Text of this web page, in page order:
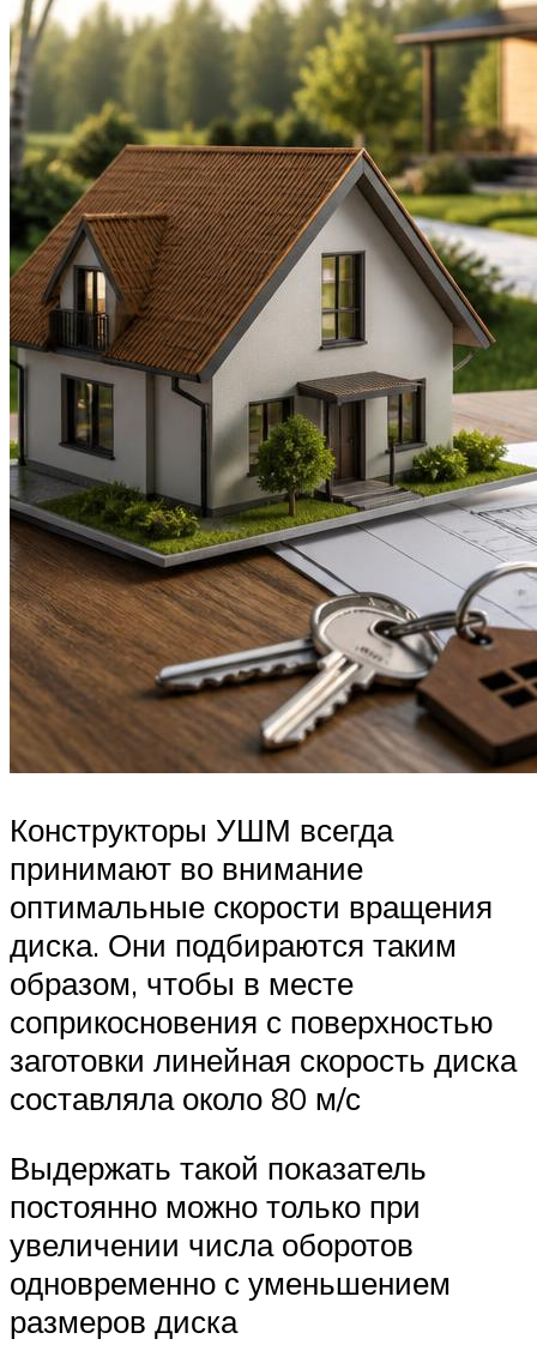
Конструкторы УШМ всегда
принимают во внимание
оптимальные скорости вращения
диска. Они подбираются таким
образом, чтобы в месте
соприкосновения с поверхностью
заготовки линейная скорость диска
составляла около 80 м/с
Выдержать такой показатель
постоянно можно только при
увеличении числа оборотов
одновременно с уменьшением
размеров диска